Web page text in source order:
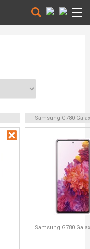
Samsung G780
Samsung G780